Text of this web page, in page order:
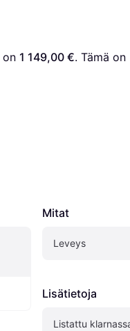
on 1 149,00 €. Tämä on
Mitat
Leveys
Lisätietoja
Listattu